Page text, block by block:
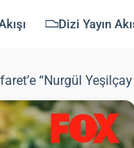
Dizi Yayın
“Nurgül